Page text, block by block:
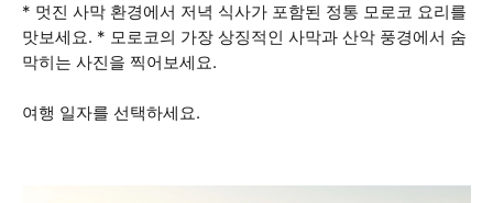
* 멋진 사막 환경에서 저녁 식사가 포함된 정통 모로코 요리를
맛보세요. * 모로코의 가장 상징적인 사막과 산악 풍경에서 숨
막히는 사진을 찍어보세요.
여행 일자를 선택하세요.